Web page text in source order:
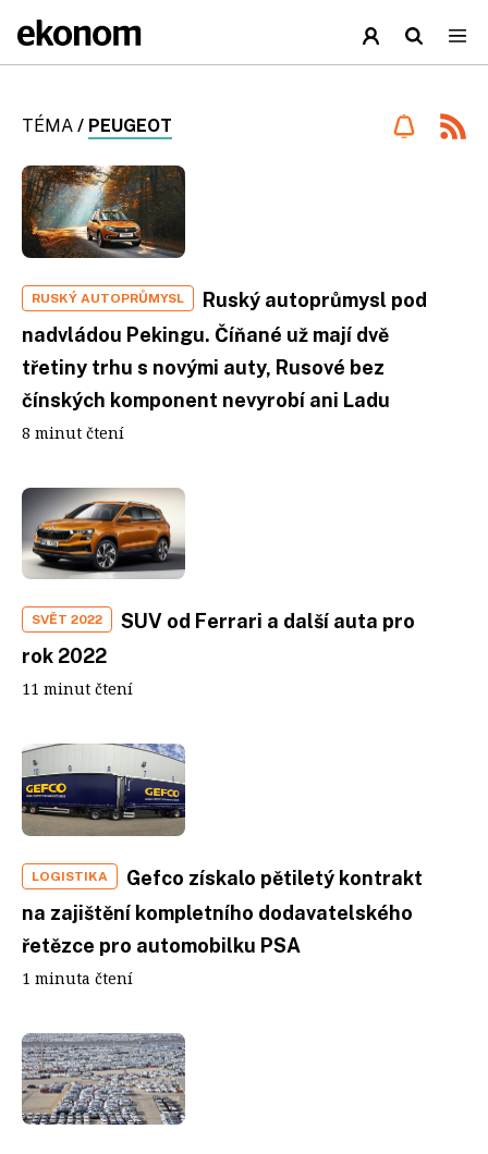
TÉMA / PEUGEOT
RUSKÝ AUTOPRŮMYSL
Ruský autoprůmysl pod
nadvládou Pekingu. Číňané už mají dvě
třetiny trhu s novými auty, Rusové bez
čínských komponent nevyrobí ani Ladu
8 minut čtení
SVĚT 2022
SUV od Ferrari a další auta pro
rok 2022
11 minut čtení
LOGISTIKA
Gefco získalo pětiletý kontrakt
na zajištění kompletního dodavatelského
řetězce pro automobilku PSA
1 minuta čtení